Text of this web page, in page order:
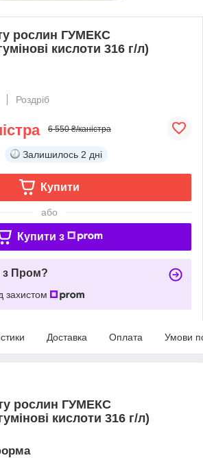
рослин ГУМЕКС
кислоти 316 г/л)
Роздріб
6 550 ₴/каністра
Залишилось 2 дні
Купити
або
Купити з
з Пром?
захистом
Доставка Оплата Умови
рослин ГУМЕКС
кислоти 316 г/л)